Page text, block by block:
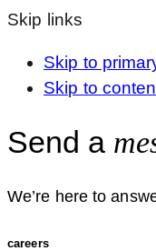
Skip links
Skip to
Skip to
Send a
We’re here to
careers